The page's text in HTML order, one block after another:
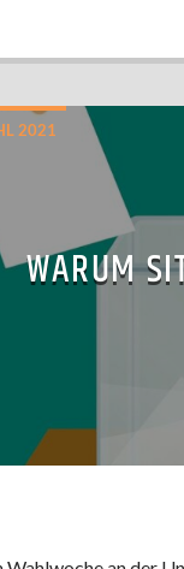
2021
WARUM